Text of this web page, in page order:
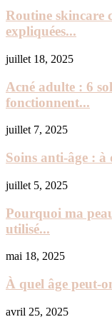
Routine skincare
expliquées...
juillet 18, 2025
Acné adulte : 6
fonctionnent...
juillet 7, 2025
Soins anti-âge : à
juillet 5, 2025
Pourquoi ma
utilisé...
mai 18, 2025
À quel âge peut-
avril 25, 2025